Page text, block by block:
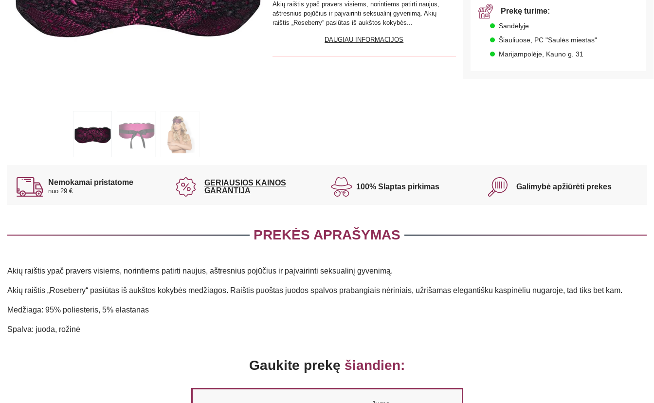
Akių raištis ypač pravers visiems, norintiems patirti naujus,
aštresnius pojūčius ir paįvairinti seksualinį gyvenimą. Akių
raištis „Roseberry“ pasiūtas iš aukštos kokybės...
DAUGIAU INFORMACIJOS
Prekę turime:
Sandėlyje
Šiauliuose, PC "Saulės miestas"
Marijampolėje, Kauno g. 31
Nemokamai pristatome
nuo 29 €
GERIAUSIOS KAINOS
GARANTIJA
100% Slaptas pirkimas Galimybė apžiūrėti prekes
PREKĖS APRAŠYMAS
Akių raištis ypač pravers visiems, norintiems patirti naujus, aštresnius pojūčius ir paįvairinti seksualinį gyvenimą.
Akių raištis „Roseberry“ pasiūtas iš aukštos kokybės medžiagos. Raištis puoštas juodos spalvos prabangiais nėriniais, užrišamas elegantišku kaspinėliu nugaroje, tad tiks bet kam.
Medžiaga: 95% poliesteris, 5% elastanas
Spalva: juoda, rožinė
Gaukite prekę šiandien: